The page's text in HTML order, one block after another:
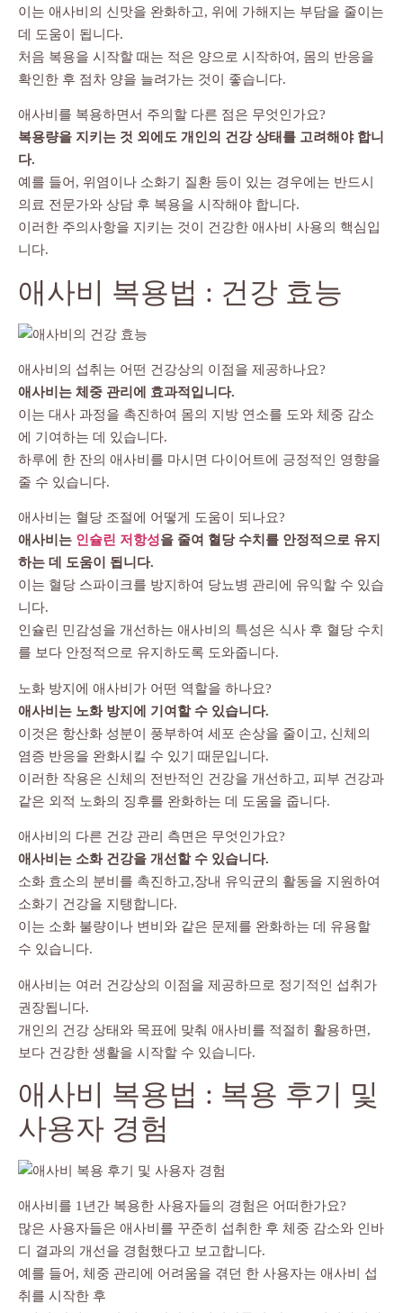
이는 애사비의 신맛을 완화하고, 위에 가해지는 부담을 줄이는
데 도움이 됩니다.
처음 복용을 시작할 때는 적은 양으로 시작하여, 몸의 반응을
확인한 후 점차 양을 늘려가는 것이 좋습니다.
애사비를 복용하면서 주의할 다른 점은 무엇인가요?
복용량을 지키는 것 외에도 개인의 건강 상태를 고려해야 합니
다.
예를 들어, 위염이나 소화기 질환 등이 있는 경우에는 반드시
의료 전문가와 상담 후 복용을 시작해야 합니다.
이러한 주의사항을 지키는 것이 건강한 애사비 사용의 핵심입
니다.
애사비 복용법 : 건강 효능
애사비의 섭취는 어떤 건강상의 이점을 제공하나요?
애사비는 체중 관리에 효과적입니다.
이는 대사 과정을 촉진하여 몸의 지방 연소를 도와 체중 감소
에 기여하는 데 있습니다.
하루에 한 잔의 애사비를 마시면 다이어트에 긍정적인 영향을
줄 수 있습니다.
애사비는 혈당 조절에 어떻게 도움이 되나요?
애사비는 인슐린 저항성을 줄여 혈당 수치를 안정적으로 유지
하는 데 도움이 됩니다.
이는 혈당 스파이크를 방지하여 당뇨병 관리에 유익할 수 있습
니다.
인슐린 민감성을 개선하는 애사비의 특성은 식사 후 혈당 수치
를 보다 안정적으로 유지하도록 도와줍니다.
노화 방지에 애사비가 어떤 역할을 하나요?
애사비는 노화 방지에 기여할 수 있습니다.
이것은 항산화 성분이 풍부하여 세포 손상을 줄이고, 신체의
염증 반응을 완화시킬 수 있기 때문입니다.
이러한 작용은 신체의 전반적인 건강을 개선하고, 피부 건강과
같은 외적 노화의 징후를 완화하는 데 도움을 줍니다.
애사비의 다른 건강 관리 측면은 무엇인가요?
애사비는 소화 건강을 개선할 수 있습니다.
소화 효소의 분비를 촉진하고,장내 유익균의 활동을 지원하여
소화기 건강을 지탱합니다.
이는 소화 불량이나 변비와 같은 문제를 완화하는 데 유용할
수 있습니다.
애사비는 여러 건강상의 이점을 제공하므로 정기적인 섭취가
권장됩니다.
개인의 건강 상태와 목표에 맞춰 애사비를 적절히 활용하면,
보다 건강한 생활을 시작할 수 있습니다.
애사비 복용법 : 복용 후기 및
사용자 경험
애사비를 1년간 복용한 사용자들의 경험은 어떠한가요?
많은 사용자들은 애사비를 꾸준히 섭취한 후 체중 감소와 인바
디 결과의 개선을 경험했다고 보고합니다.
예를 들어, 체중 관리에 어려움을 겪던 한 사용자는 애사비 섭
취를 시작한 후